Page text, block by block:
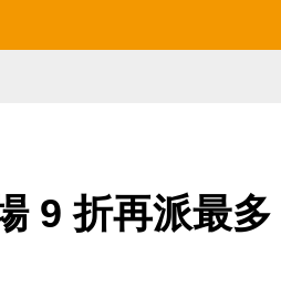
9 折再派最多